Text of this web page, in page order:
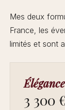
Mes deux
France, les
limités et sont
Élégance
3 300